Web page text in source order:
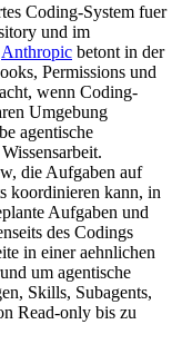
tes Coding-System fuer
itory und im
Anthropic betont in der
ooks, Permissions und
acht, wenn Coding-
ren Umgebung
be agentische
Wissensarbeit.
w, die Aufgaben auf
s koordinieren kann, in
plante Aufgaben und
nseits des Codings
ite in einer aehnlichen
und um agentische
en, Skills, Subagents,
n Read-only bis zu